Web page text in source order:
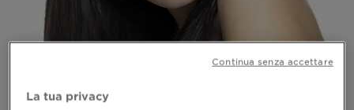
La tua privacy
Continua senza accettare